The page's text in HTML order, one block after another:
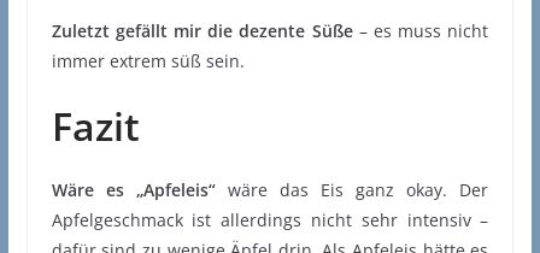
Zuletzt gefällt mir die dezente Süße– es muss nicht
immer extrem süß sein.
Fazit
Wäre es „Apfeleis“wäre das Eis ganz okay. Der
Apfelgeschmack ist allerdings nicht sehr intensiv –